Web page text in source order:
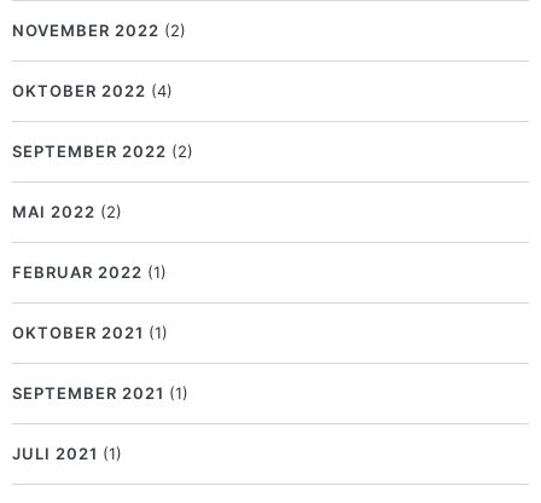
NOVEMBER 2022 (2)
OKTOBER 2022 (4)
SEPTEMBER 2022 (2)
MAI 2022 (2)
FEBRUAR 2022 (1)
OKTOBER 2021 (1)
SEPTEMBER 2021 (1)
JULI 2021 (1)